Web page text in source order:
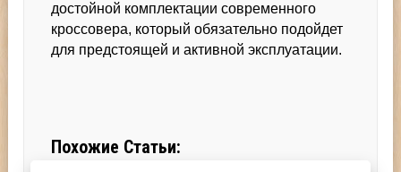
достойной комплектации современного
кроссовера, который обязательно подойдет
для предстоящей и активной эксплуатации.
Похожие Статьи: